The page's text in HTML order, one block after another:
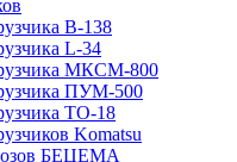
B-138
L-34
МКСМ-800
ПУМ-500
ТО-18
Komatsu
БЕЦЕМА